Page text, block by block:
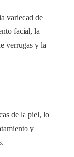
variedad de
facial, la
verrugas y la
de la piel, lo
y